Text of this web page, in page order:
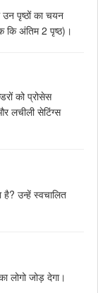
पृष्ठों का चयन
अंतिम 2 पृष्ठ)।
को प्रोसेस
लचीली सेटिंग्स
है? उन्हें स्वचालित
लोगो जोड़ देगा।